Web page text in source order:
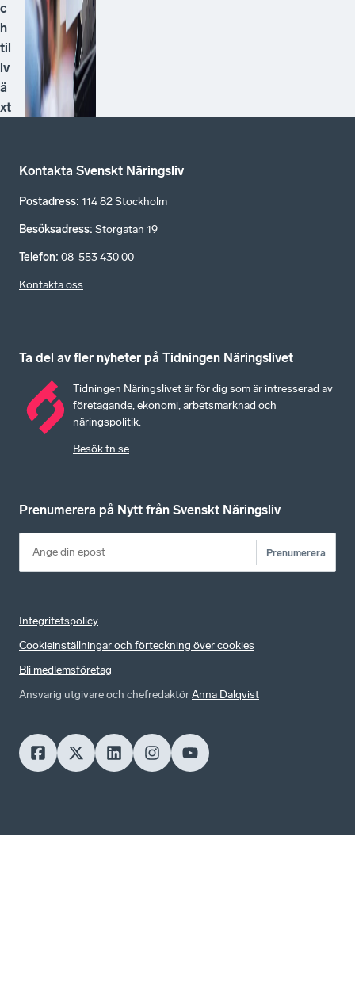
c
h
til
lv
ä
xt
Kontakta Svenskt Näringsliv
Postadress: 114 82 Stockholm
Besöksadress: Storgatan 19
Telefon: 08-553 430 00
Kontakta oss
Ta del av fler nyheter på Tidningen Näringslivet
Tidningen Näringslivet är för dig som är intresserad av
företagande, ekonomi, arbetsmarknad och
näringspolitik.
Besök tn.se
Prenumerera på Nytt från Svenskt Näringsliv
Prenumerera
Integritetspolicy
Cookieinställningar och förteckning över cookies
Bli medlemsföretag
Ansvarig utgivare och chefredaktörAnna Dalqvist